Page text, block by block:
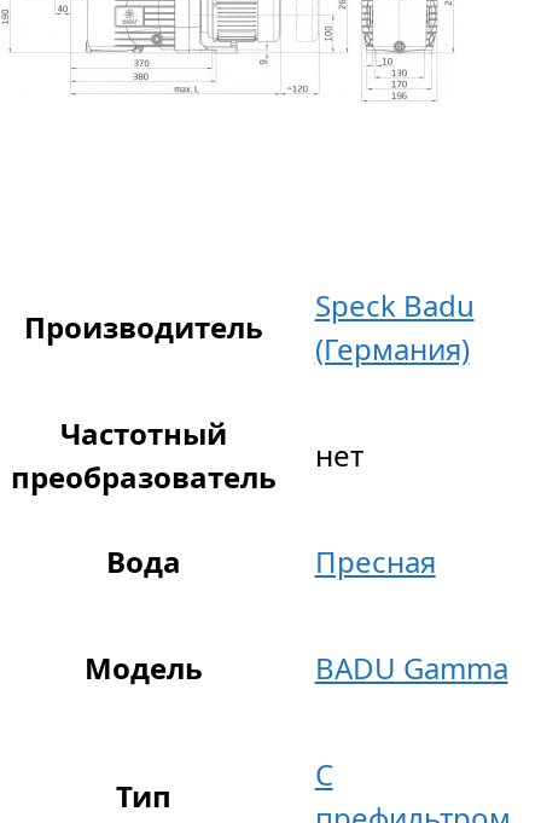
Производитель
Speck Badu
(Германия)
Частотный
преобразователь
нет
Вода Пресная
Модель BADU Gamma
Тип
С